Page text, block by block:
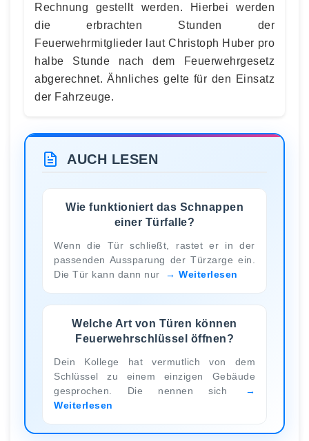
Rechnung gestellt werden. Hierbei werden
die erbrachten Stunden der
Feuerwehrmitglieder laut Christoph Huber pro
halbe Stunde nach dem Feuerwehrgesetz
abgerechnet. Ähnliches gelte für den Einsatz
der Fahrzeuge.
AUCH LESEN
Wie funktioniert das Schnappen
einer Türfalle?
Wenn die Tür schließt, rastet er in der
passenden Aussparung der Türzarge ein.
Die Tür kann dann nur
Weiterlesen
Welche Art von Türen können
Feuerwehrschlüssel öffnen?
Dein Kollege hat vermutlich von dem
Schlüssel zu einem einzigen Gebäude
gesprochen. Die nennen sich
Weiterlesen